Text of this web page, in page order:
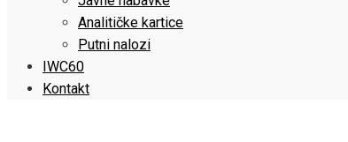
Analitičke kartice
Putni nalozi
IWC60
Kontakt